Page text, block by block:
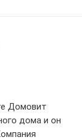
для
в 4 балла,
Домовит
дома и он